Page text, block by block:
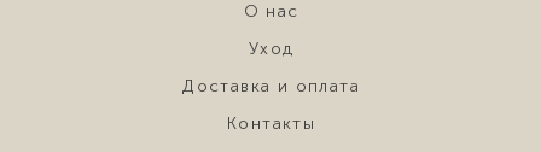
О нас
Уход
Доставка и оплата
Контакты